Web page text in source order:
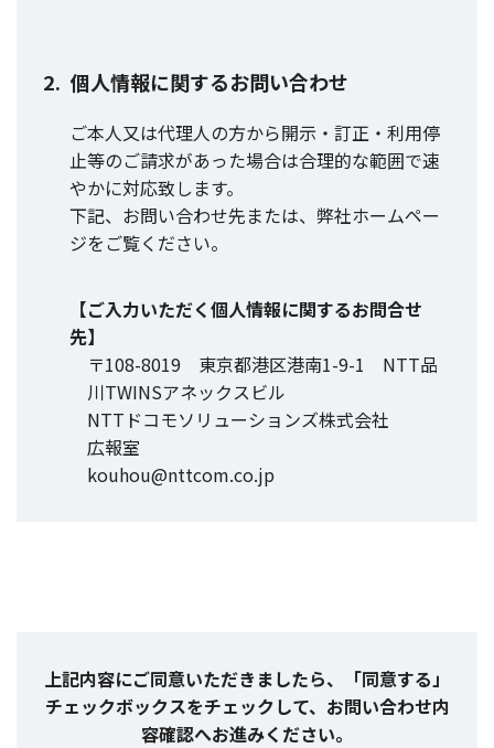
個人情報に関するお問い合わせ
ご本人又は代理人の方から開示・訂正・利用停
止等のご請求があった場合は合理的な範囲で速
やかに対応致します。
下記、お問い合わせ先または、弊社ホームペー
ジをご覧ください。
【ご入力いただく個人情報に関するお問合せ
先】
〒108-8019 東京都港区港南1-9-1 NTT品
川TWINSアネックスビル
NTTドコモソリューションズ株式会社
広報室
kouhou@nttcom.co.jp
上記内容にご同意いただきましたら、「同意する」
チェックボックスをチェックして、お問い合わせ内
容確認へお進みください。